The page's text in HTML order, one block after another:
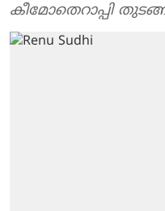
കീമോതെറാപ്പി